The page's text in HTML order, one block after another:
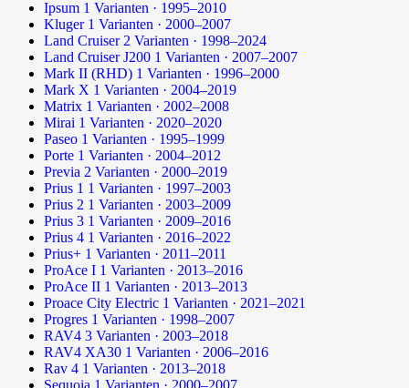
Ipsum 1 Varianten · 1995–2010
Kluger 1 Varianten · 2000–2007
Land Cruiser 2 Varianten · 1998–2024
Land Cruiser J200 1 Varianten · 2007–2007
Mark II (RHD) 1 Varianten · 1996–2000
Mark X 1 Varianten · 2004–2019
Matrix 1 Varianten · 2002–2008
Mirai 1 Varianten · 2020–2020
Paseo 1 Varianten · 1995–1999
Porte 1 Varianten · 2004–2012
Previa 2 Varianten · 2000–2019
Prius 1 1 Varianten · 1997–2003
Prius 2 1 Varianten · 2003–2009
Prius 3 1 Varianten · 2009–2016
Prius 4 1 Varianten · 2016–2022
Prius+ 1 Varianten · 2011–2011
ProAce I 1 Varianten · 2013–2016
ProAce II 1 Varianten · 2013–2013
Proace City Electric 1 Varianten · 2021–2021
Progres 1 Varianten · 1998–2007
RAV4 3 Varianten · 2003–2018
RAV4 XA30 1 Varianten · 2006–2016
Rav 4 1 Varianten · 2013–2018
Sequoia 1 Varianten · 2000–2007